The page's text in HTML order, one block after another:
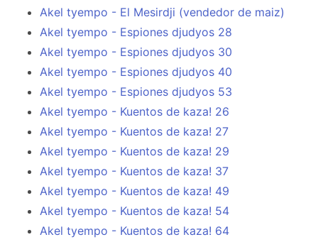
Akel tyempo - El Mesirdji (vendedor de maiz)
Akel tyempo - Espiones djudyos 28
Akel tyempo - Espiones djudyos 30
Akel tyempo - Espiones djudyos 40
Akel tyempo - Espiones djudyos 53
Akel tyempo - Kuentos de kaza! 26
Akel tyempo - Kuentos de kaza! 27
Akel tyempo - Kuentos de kaza! 29
Akel tyempo - Kuentos de kaza! 37
Akel tyempo - Kuentos de kaza! 49
Akel tyempo - Kuentos de kaza! 54
Akel tyempo - Kuentos de kaza! 64